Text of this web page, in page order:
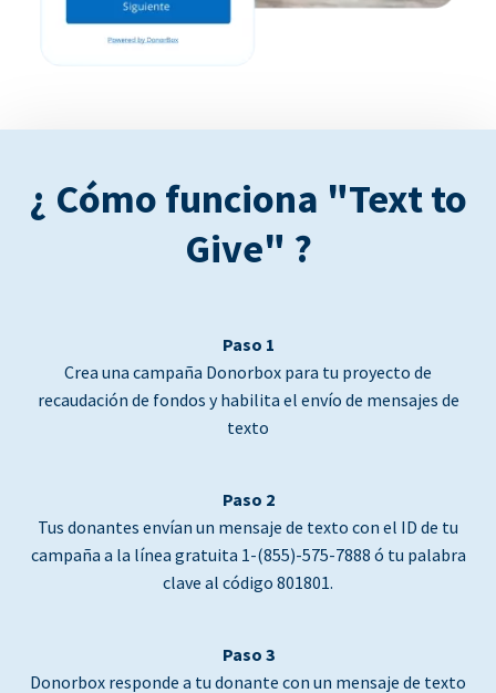
¿ Cómo funciona "Text to
Give" ?
Paso 1
Crea una campaña Donorbox para tu proyecto de
recaudación de fondos y habilita el envío de mensajes de
texto
Paso 2
Tus donantes envían un mensaje de texto con el ID de tu
campaña a la línea gratuita 1-(855)-575-7888 ó tu palabra
clave al código 801801.
Paso 3
Donorbox responde a tu donante con un mensaje de texto